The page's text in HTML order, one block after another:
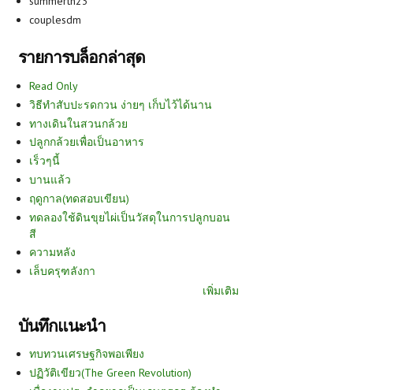
couplesdm
รายการบล็อกล่าสุด
Read Only
วิธีทำสับปะรดกวน ง่ายๆ เก็บไว้ได้นาน
ทางเดินในสวนกล้วย
ปลูกกล้วยเพื่อเป็นอาหาร
เร็วๆนี้
บานแล้ว
ฤดูกาล(ทดสอบเขียน)
ทดลองใช้ดินขุยไผ่เป็นวัสดุในการปลูกบอน
สี
ความหลัง
เล็บครุฑลังกา
เพิ่มเติม
บันทึกแนะนำ
ทบทวนเศรษฐกิจพอเพียง
ปฏิวัติเขียว(The Green Revolution)